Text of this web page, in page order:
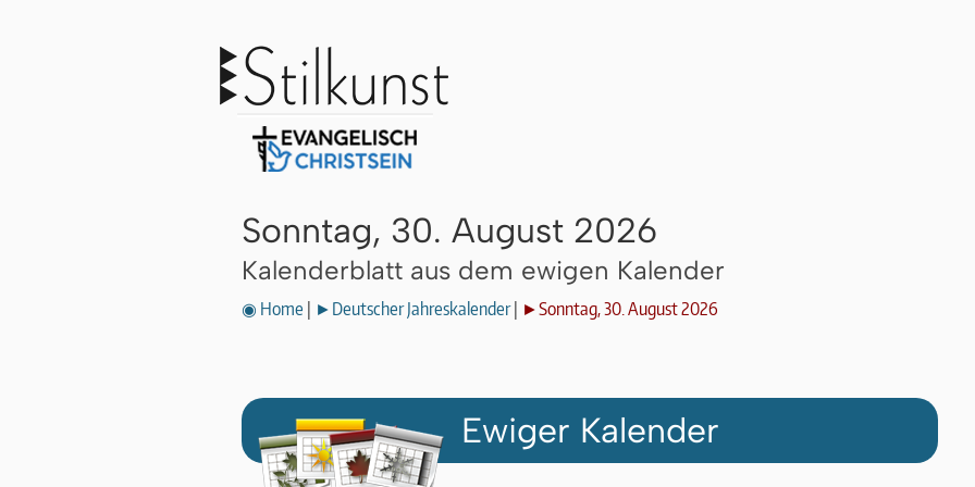
Sonntag, 30. August 2026
Kalenderblatt aus dem ewigen Kalender
◉ Home ►Deutscher Jahreskalender| ►Sonntag, 30. August 2026
Ewiger Kalender